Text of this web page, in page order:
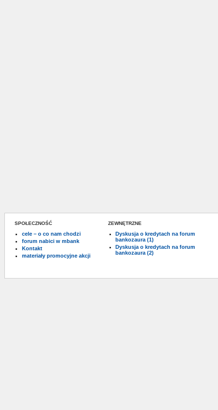
SPOŁECZNOŚĆ
cele – o co nam chodzi
forum nabici w mbank
Kontakt
materiały promocyjne akcji
ZEWNĘTRZNE
Dyskusja o kredytach na forum
bankozaura (1)
Dyskusja o kredytach na forum
bankozaura (2)